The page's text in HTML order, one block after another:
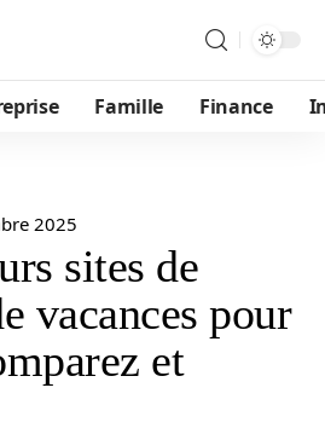
Famille Finance
2025
sites de
vacances pour
et